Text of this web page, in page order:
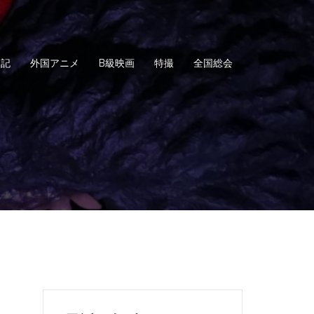
外国アニメ B級映画 特撮 全国総会